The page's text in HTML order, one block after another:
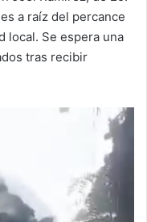
a raíz del percance
local. Se espera una
tras recibir